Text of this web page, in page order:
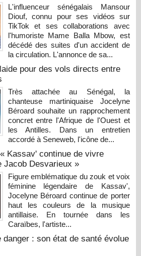
L'influenceur sénégalais Mansour
Diouf, connu pour ses vidéos sur
TikTok et ses collaborations avec
l'humoriste Mame Balla Mbow, est
décédé des suites d'un accident de
la circulation. L'annonce de sa...
pour des vols directs entre
Très attachée au Sénégal, la
chanteuse martiniquaise Jocelyne
Béroard souhaite un rapprochement
concret entre l'Afrique de l'Ouest et
les Antilles. Dans un entretien
accordé à Seneweb, l'icône de...
Kassav' continue de vivre
Jacob Desvarieux »
Figure emblématique du zouk et voix
féminine légendaire de Kassav',
Jocelyne Béroard continue de porter
haut les couleurs de la musique
antillaise. En tournée dans les
Caraïbes, l'artiste...
danger : son état de santé évolue